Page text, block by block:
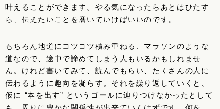
叶えることができます。やる気になったらあとはひたす
ら、伝えたいことを磨いていけばいいのです。
もちろん地道にコツコツ積み重ねる、マラソンのような
道なので、途中で諦めてしまう人もいるかもしれませ
ん。けれど書いてみて、読んでもらい、たくさんの人に
伝わるように趣向を凝らす。それを繰り返していくと、
仮に “本を出す” というゴールに辿りつけなかったとして